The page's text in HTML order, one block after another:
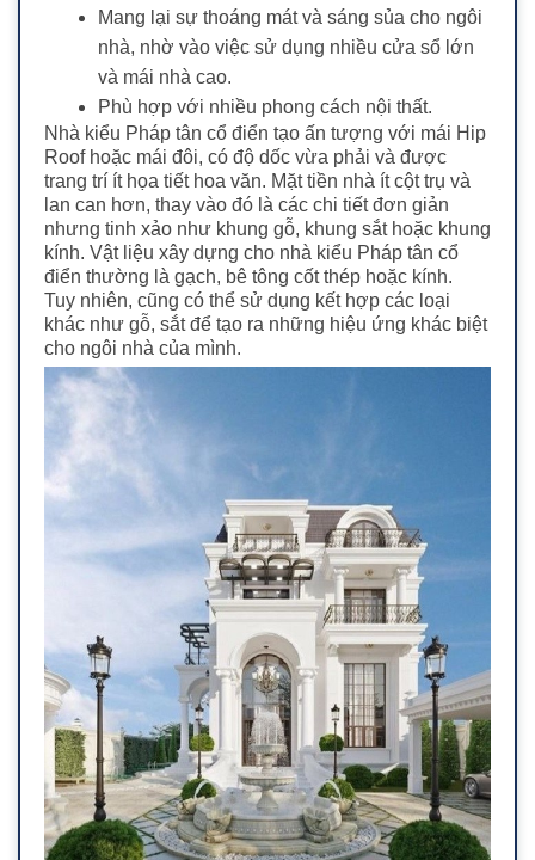
Mang lại sự thoáng mát và sáng sủa cho ngôi
nhà, nhờ vào việc sử dụng nhiều cửa sổ lớn
và mái nhà cao.
Phù hợp với nhiều phong cách nội thất.
Nhà kiểu Pháp tân cổ điển tạo ấn tượng với mái Hip
Roof hoặc mái đôi, có độ dốc vừa phải và được
trang trí ít họa tiết hoa văn. Mặt tiền nhà ít cột trụ và
lan can hơn, thay vào đó là các chi tiết đơn giản
nhưng tinh xảo như khung gỗ, khung sắt hoặc khung
kính. Vật liệu xây dựng cho nhà kiểu Pháp tân cổ
điển thường là gạch, bê tông cốt thép hoặc kính.
Tuy nhiên, cũng có thể sử dụng kết hợp các loại
khác như gỗ, sắt để tạo ra những hiệu ứng khác biệt
cho ngôi nhà của mình.